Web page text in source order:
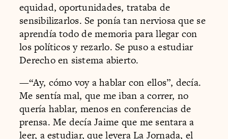
equidad, oportunidades, trataba de
sensibilizarlos. Se ponía tan nerviosa que se
aprendía todo de memoria para llegar con
los políticos y rezarlo. Se puso a estudiar
Derecho en sistema abierto.
—“Ay, cómo voy a hablar con ellos”, decía.
Me sentía mal, que me iban a correr, no
quería hablar, menos en conferencias de
prensa. Me decía Jaime que me sentara a
leer, a estudiar, que leyera La Jornada, el